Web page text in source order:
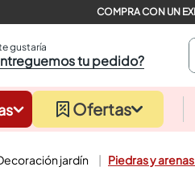
gustaría
tu pedido?
Ofertas
decoración jardín piedras y